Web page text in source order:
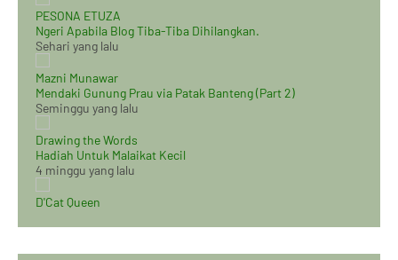
PESONA ETUZA
Ngeri Apabila Blog Tiba-Tiba Dihilangkan.
Sehari yang lalu
Mazni Munawar
Mendaki Gunung Prau via Patak Banteng (Part 2)
Seminggu yang lalu
Drawing the Words
Hadiah Untuk Malaikat Kecil
4 minggu yang lalu
D'Cat Queen